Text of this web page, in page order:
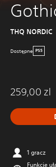
THQ NORDIC
Dostępne PS5
259,00 zl
1 gracz
Funkcje